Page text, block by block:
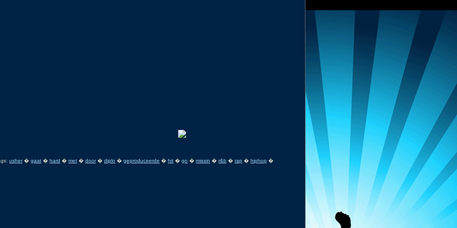
usher� gaat � hard � met � door� diplo � geproduceerde � hit � go � missin � r&b � rap � hiphop �